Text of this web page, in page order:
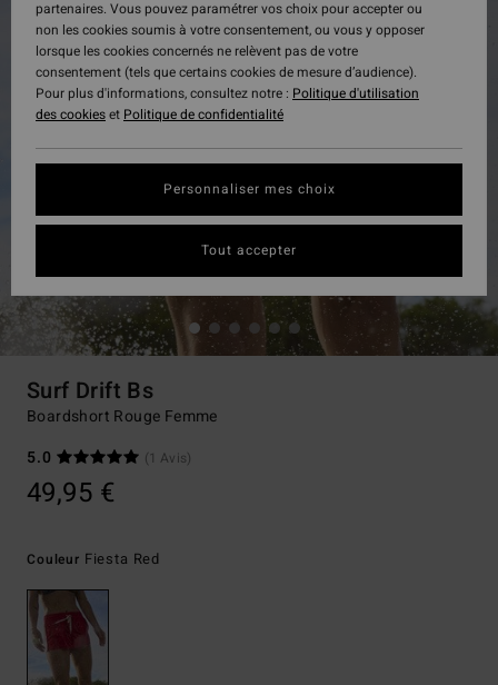
Surf Drift Bs
Boardshort Rouge Femme
5.0
(1 Avis)
49,95 €
Couleur Fiesta Red
partenaires. Vous pouvez paramétrer vos choix pour accepter ou
non les cookies soumis à votre consentement, ou vous y opposer
lorsque les cookies concernés ne relèvent pas de votre
consentement (tels que certains cookies de mesure d’audience).
Pour plus d'informations, consultez notre : Politique d'utilisation
des cookieset Politique de confidentialité
Personnaliser mes choix
Tout accepter